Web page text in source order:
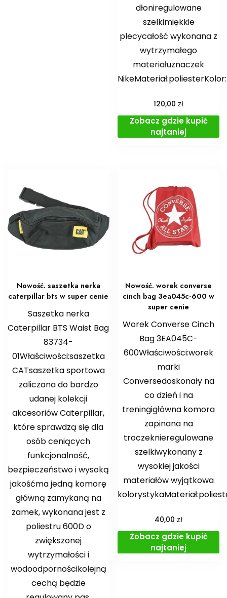
dłoniregulowane
szelkimiękkie
plecycałość wykonana z
wytrzymałego
materiałuznaczek
120,00zł
Zobacz gdzie kupić
najtaniej
Nowość. saszetka nerka
caterpillar bts w super cenie
Saszetka nerka
Caterpillar BTS Waist Bag
83734-
01Właściwości:saszetka
CATsaszetka sportowa
zaliczana do bardzo
udanej kolekcji
akcesoriów Caterpillar,
które sprawdzą się dla
osób ceniących
funkcjonalność,
bezpieczeństwo i wysoką
jakośćma jedną komorę
główną zamykaną na
zamek, wykonana jest z
poliestru 600D o
zwiększonej
wytrzymałości i
wodoodpornościkolejną
cechą będzie
Nowość. worek converse
cinch bag 3ea045c-600 w
super cenie
Worek Converse Cinch
Bag 3EA045C-
600Właściwości:worek
marki
Conversedoskonały na
co dzień i na
treningigłówna komora
zapinana na
troczeknieregulowane
szelkiwykonany z
wysokiej jakości
materiałów wyjątkowa
40,00zł
Zobacz gdzie kupić
najtaniej